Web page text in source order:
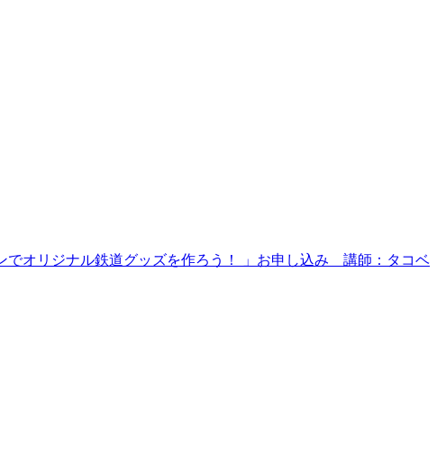
でオリジナル鉄道グッズを作ろう！ 」お申し込み 講師：タコベ